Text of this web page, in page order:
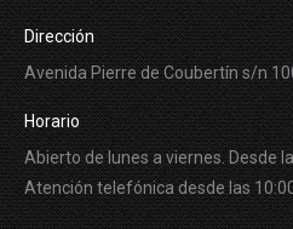
Dirección
Avenida Pierre de Coubertín s/n
Horario
Abierto de lunes a viernes. Desde
Atención telefónica desde las